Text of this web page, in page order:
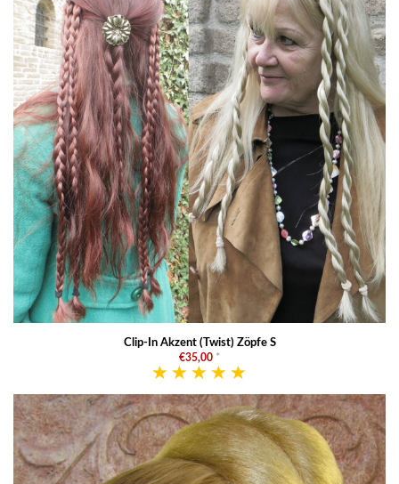
Clip-In Akzent (Twist) Zöpfe S
€35,00 *